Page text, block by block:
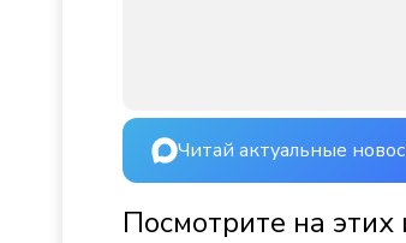
Читай актуальные
Посмотрите на